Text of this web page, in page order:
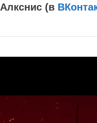
Алкснис (в